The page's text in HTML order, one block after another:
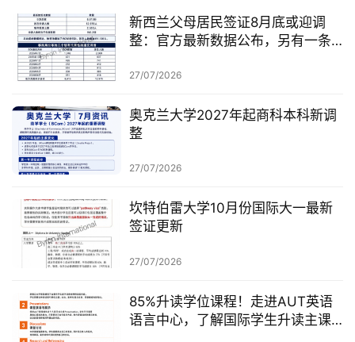
新西兰父母居民签证8月底或迎调
整：官方最新数据公布，另有一条
27/07/2026
奥克兰大学2027年起商科本科新调
整
27/07/2026
坎特伯雷大学10月份国际大一最新
签证更新
27/07/2026
85%升读学位课程！走进AUT英语
语言中心，了解国际学生升读主课